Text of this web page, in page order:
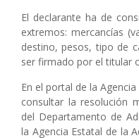
El declarante ha de
extremos: mercancías
destino, pesos, tipo de
ser firmado por el titular
En el portal de la
consultar la resolución
del Departamento de
la Agencia Estatal de la